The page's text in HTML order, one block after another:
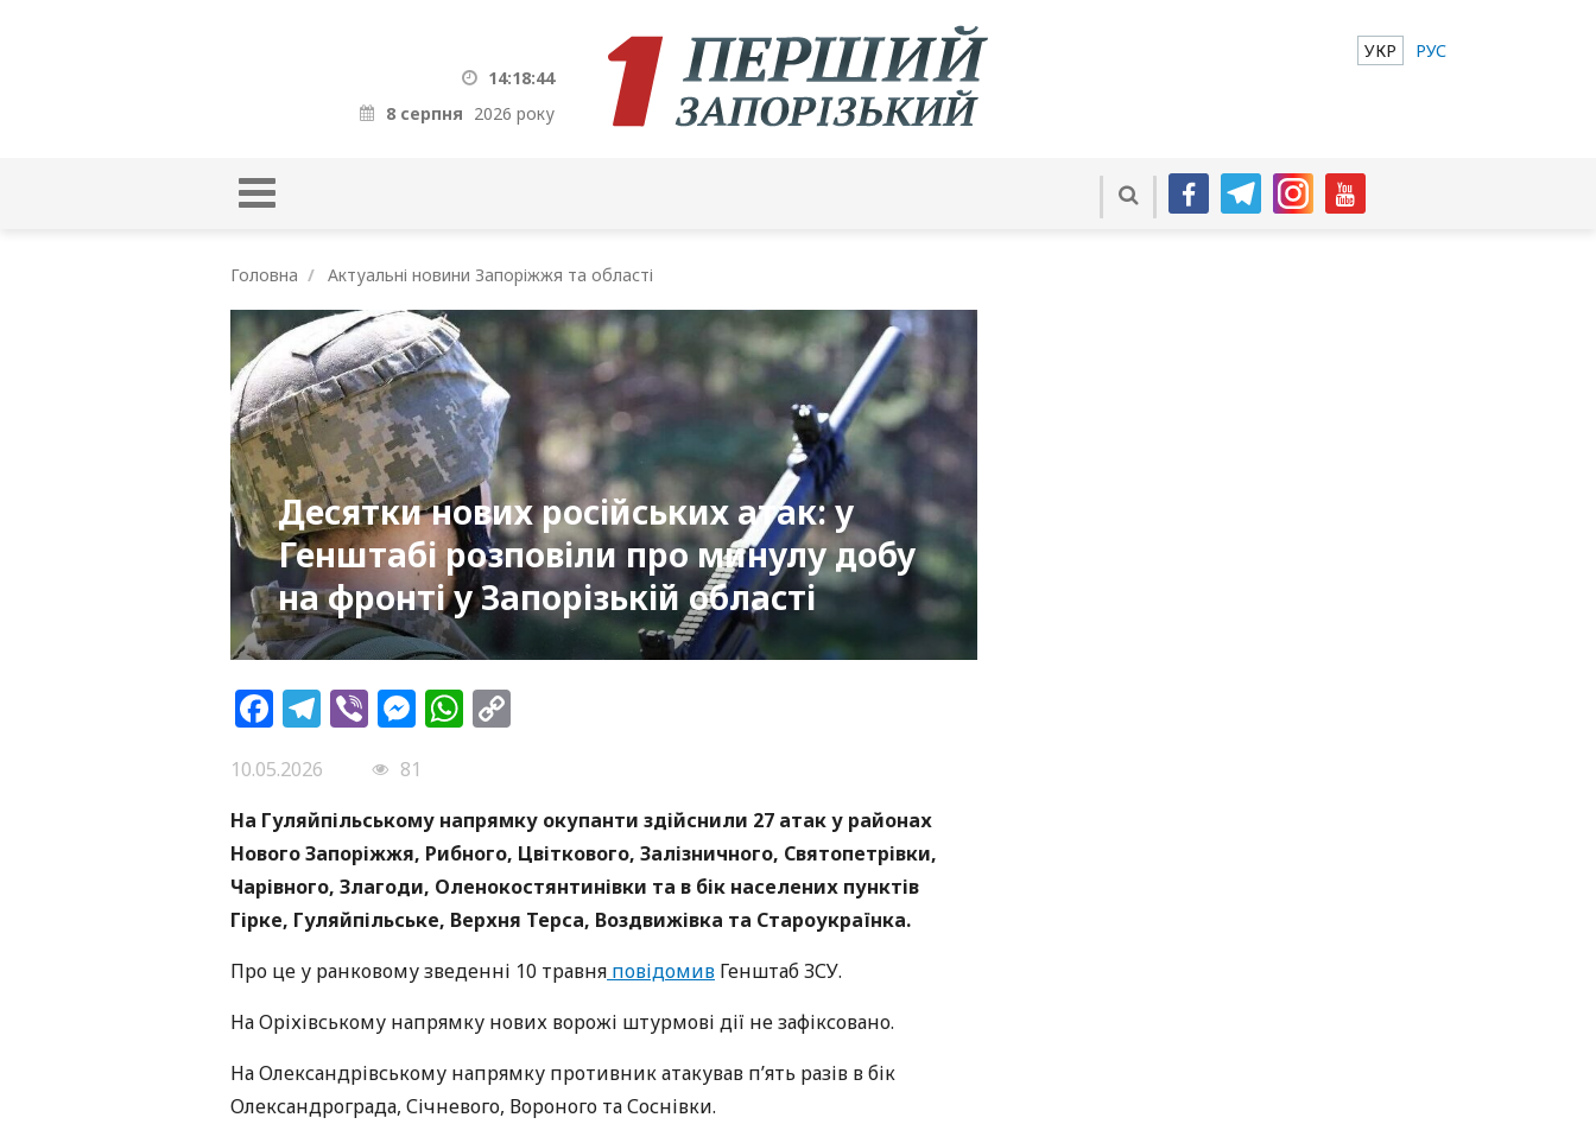
14:18:45
8 серпня 2026 року
УКР РУС
Головна Актуальні новини Запоріжжя та області
Десятки нових російських атак: у
Генштабі розповіли про минулу добу
на фронті у Запорізькій області
Facebook
Telegram
ViberMessenger
WhatsApp
10.05.2026
81
На Гуляйпільському напрямку окупанти здійснили 27 атак у районах
Нового Запоріжжя, Рибного, Цвіткового, Залізничного, Святопетрівки,
Чарівного, Злагоди, Оленокостянтинівки та в бік населених пунктів
Гірке, Гуляйпільське, Верхня Терса, Воздвижівка та Староукраїнка.
Про це у ранковому зведенні 10 травня повідомив Генштаб ЗСУ.
На Оріхівському напрямку нових ворожі штурмові дії не зафіксовано.
На Олександрівському напрямку противник атакував п’ять разів в бік
Олександрограда, Січневого, Вороного та Соснівки.